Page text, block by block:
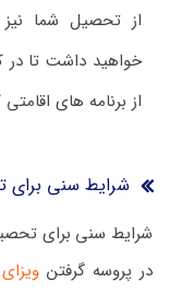
از تحصیل شما
خواهید داشت تا در
از برنامه های اقامتی
شرایط سنی برای
شرایط سنی برای
در پروسه گرفتنویزای